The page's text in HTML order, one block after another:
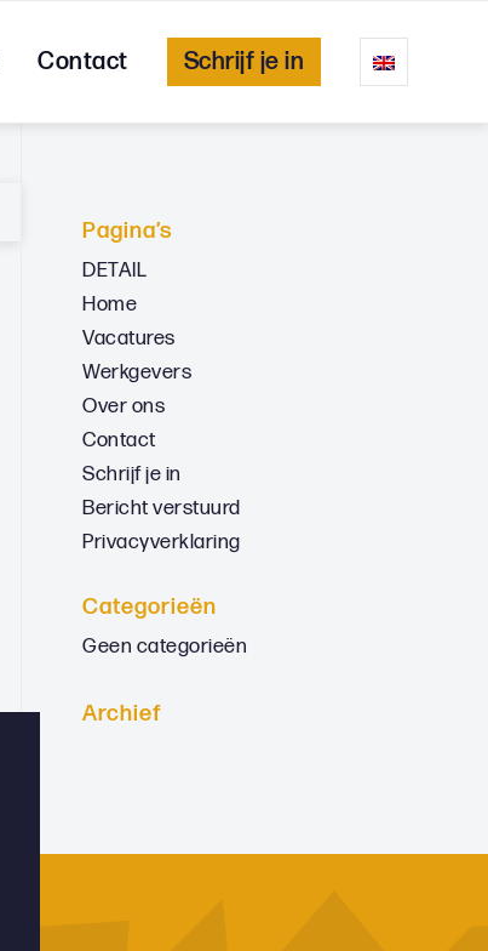
Contact Schrijf je in
Pagina’s
DETAIL
Home
Vacatures
Werkgevers
Over ons
Contact
Schrijf je in
Bericht verstuurd
Privacyverklaring
Categorieën
Geen categorieën
Archief